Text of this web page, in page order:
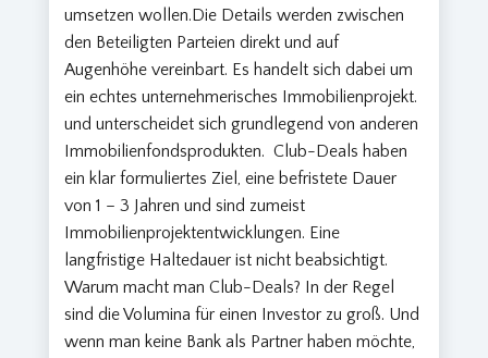
umsetzen wollen.Die Details werden zwischen
den Beteiligten Parteien direkt und auf
Augenhöhe vereinbart. Es handelt sich dabei um
ein echtes unternehmerisches Immobilienprojekt.
und unterscheidet sich grundlegend von anderen
Immobilienfondsprodukten. Club-Deals haben
ein klar formuliertes Ziel, eine befristete Dauer
von 1 – 3 Jahren und sind zumeist
Immobilienprojektentwicklungen. Eine
langfristige Haltedauer ist nicht beabsichtigt.
Warum macht man Club-Deals? In der Regel
sind die Volumina für einen Investor zu groß. Und
wenn man keine Bank als Partner haben möchte,